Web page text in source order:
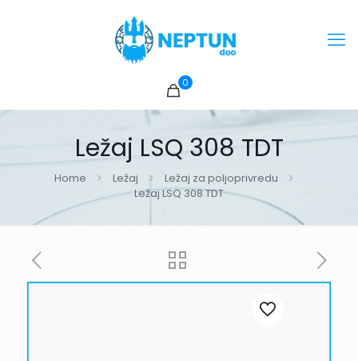
0
Ležaj LSQ 308 TDT
Home Ležaj
Ležaj za poljoprivredu
Ležaj LSQ 308 TDT